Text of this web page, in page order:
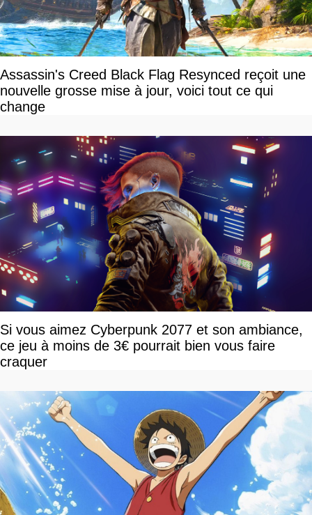
Assassin's Creed Black Flag Resynced reçoit une
nouvelle grosse mise à jour, voici tout ce qui
change
Si vous aimez Cyberpunk 2077 et son ambiance,
ce jeu à moins de 3€ pourrait bien vous faire
craquer